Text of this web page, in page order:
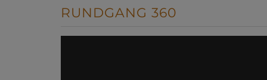
RUNDGANG 360